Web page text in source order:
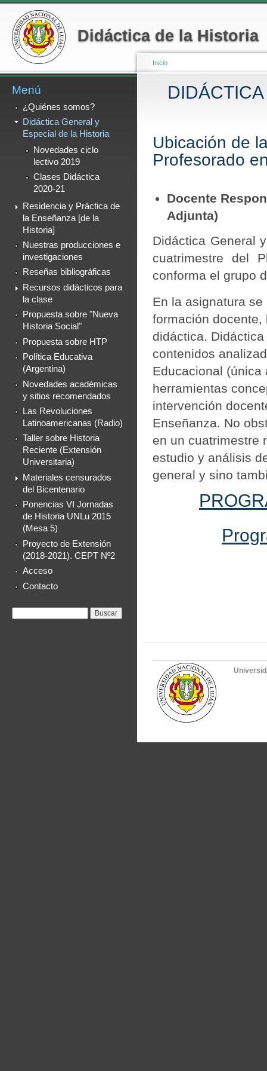
Didáctica de la Historia
Menú secundario
Menú
¿Quiénes somos?
Didáctica General y
Especial de la Historia
Novedades ciclo
lectivo 2019
Clases Didáctica
2020-21
Residencia y Práctica de
la Enseñanza [de la
Historia]
Nuestras producciones e
investigaciones
Reseñas bibliográficas
Recursos didácticos para
la clase
Propuesta sobre "Nueva
Historia Social"
Propuesta sobre HTP
Política Educativa
(Argentina)
Novedades académicas
y sitios recomendados
Las Revoluciones
Latinoamericanas (Radio)
Taller sobre Historia
Reciente (Extensión
Universitaria)
Materiales censurados
del Bicentenario
Ponencias VI Jornadas
de Historia UNLu 2015
(Mesa 5)
Proyecto de Extensión
(2018-2021). CEPT Nº2
Acceso
Contacto
Se encuentra usted
Inicio
Ubicación de
Profesorado
Docente
Adjunta)
Didáctica General
cuatrimestre del
conforma el grupo
En la asignatura
formación
didáctica.
contenidos
Educacional (única
herramientas
intervención
Enseñanza. No
en un cuatrimestre
estudio y análisis
general y sino